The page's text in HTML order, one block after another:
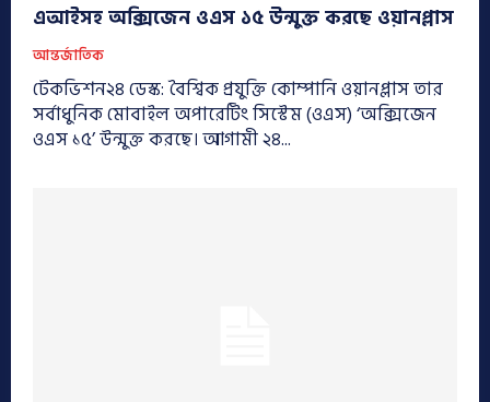
এআইসহ অক্সিজেন ওএস ১৫ উন্মুক্ত করছে ওয়ানপ্লাস
আন্তর্জাতিক
টেকভিশন২৪ ডেস্ক: বৈশ্বিক প্রযুক্তি কোম্পানি ওয়ানপ্লাস তার
সর্বাধুনিক মোবাইল অপারেটিং সিস্টেম (ওএস) ‘অক্সিজেন
ওএস ১৫’ উন্মুক্ত করছে। আগামী ২৪...